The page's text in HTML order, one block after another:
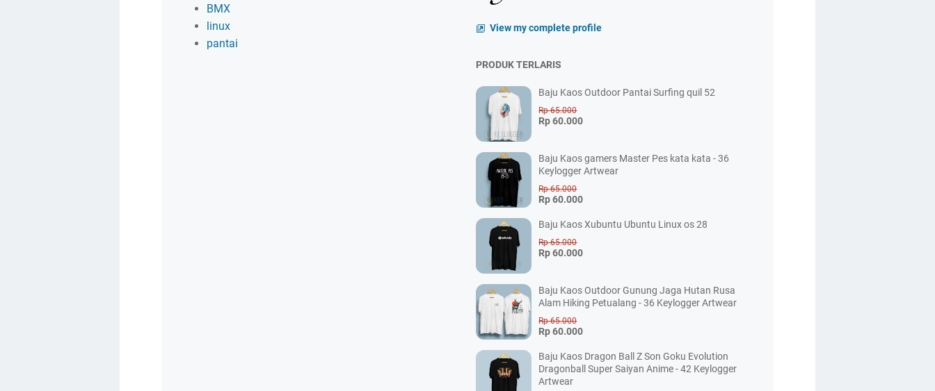
BMX
linux
pantai
View my complete profile
PRODUK TERLARIS
Baju Kaos Outdoor Pantai Surfing quil 52
Rp 65.000
Rp 60.000
Baju Kaos gamers Master Pes kata kata - 36
Keylogger Artwear
Rp 65.000
Rp 60.000
Baju Kaos Xubuntu Ubuntu Linux os 28
Rp 65.000
Rp 60.000
Baju Kaos Outdoor Gunung Jaga Hutan Rusa
Alam Hiking Petualang - 36 Keylogger Artwear
Rp 65.000
Rp 60.000
Baju Kaos Dragon Ball Z Son Goku Evolution
Dragonball Super Saiyan Anime - 42 Keylogger
Artwear